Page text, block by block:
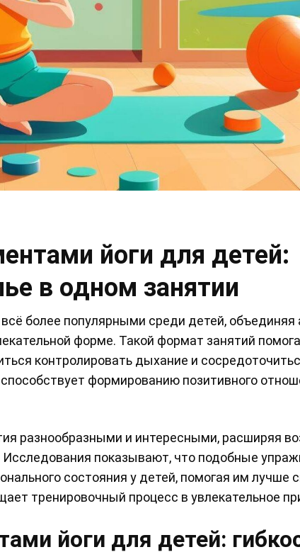
йоги для детей:
в одном занятии
более популярными среди детей, объединяя
форме. Такой формат занятий
контролировать дыхание и
формированию позитивного
разнообразными и интересными, расширяя
Исследования показывают, что подобные
состояния у детей, помогая им лучше
тренировочный процесс в увлекательное
йоги для детей: